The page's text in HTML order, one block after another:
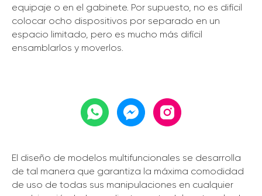
equipaje o en el gabinete. Por supuesto, no es difícil
colocar ocho dispositivos por separado en un
espacio limitado, pero es mucho más difícil
ensamblarlos y moverlos.
El diseño de modelos multifuncionales se desarrolla
de tal manera que garantiza la máxima comodidad
de uso de todas sus manipulaciones en cualquier